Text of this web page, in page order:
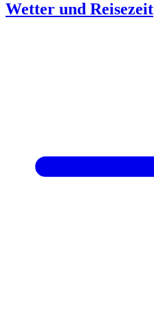
Wetter und Reisezeit